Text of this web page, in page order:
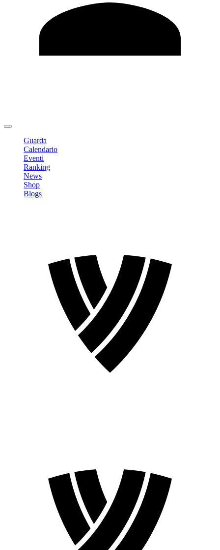
Guarda
Calendario
Eventi
Ranking
News
Shop
Blogs